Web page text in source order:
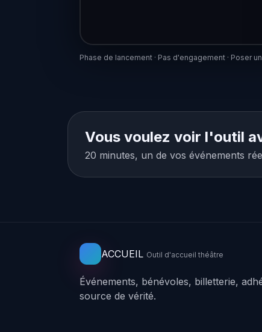
Phase de lancement · Pas d'engagement · Poser
Vous voulez voir l'outil
20 minutes, un de vos événements
ACCUEIL Outil d'accueil théâtre
Événements, bénévoles, billetterie,
source de vérité.